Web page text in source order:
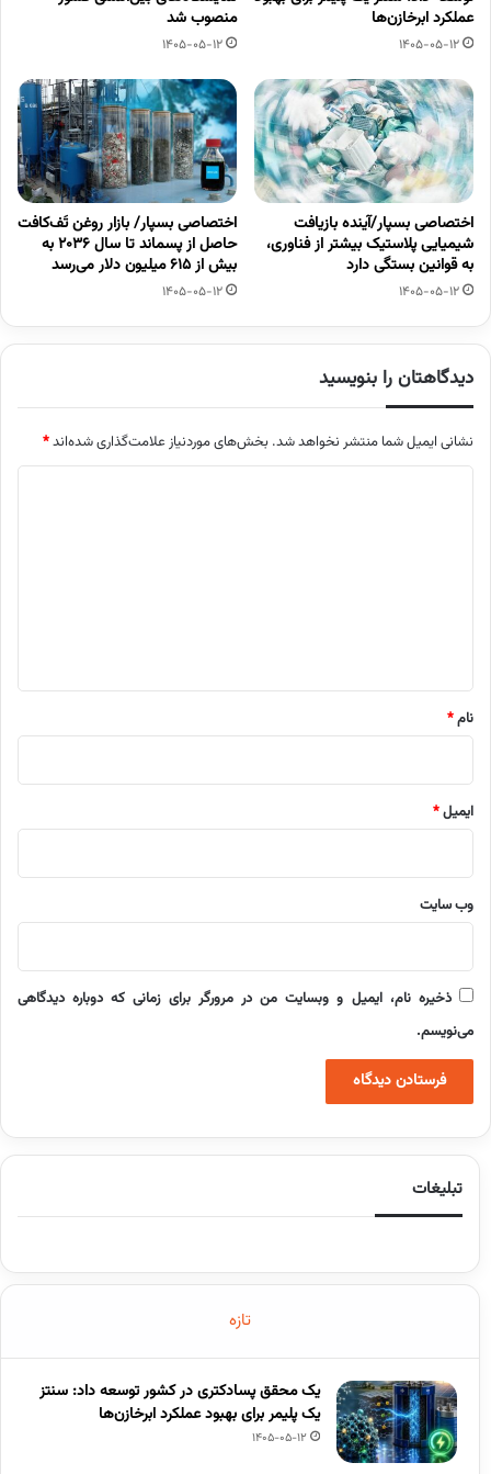
عملکرد ابرخازن‌ها
1405-05-12
منصوب شد
1405-05-12
اختصاصی بسپار/آینده بازیافت
شیمیایی پلاستیک بیشتر از فناوری،
به قوانین بستگی دارد
1405-05-12
اختصاصی بسپار/ بازار روغن تَف‌کافت
حاصل از پسماند تا سال ۲۰۳۶ به
بیش از ۶۱۵ میلیون دلار می‌رسد
1405-05-12
دیدگاهتان را بنویسید
نشانی ایمیل شما منتشر نخواهد شد. بخش‌های موردنیاز علامت‌گذاری شده‌اند*
نام*
ایمیل*
وب‌ سایت
ذخیره نام، ایمیل و وبسایت من در مرورگر برای زمانی که دوباره دیدگاهی
می‌نویسم.
تبلیغات
تازه
یک محقق پسادکتری در کشور توسعه داد: سنتز
یک پلیمر برای بهبود عملکرد ابرخازن‌ها
1405-05-12